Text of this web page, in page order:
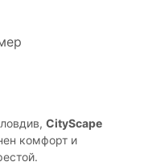
CityScape
комфорт и